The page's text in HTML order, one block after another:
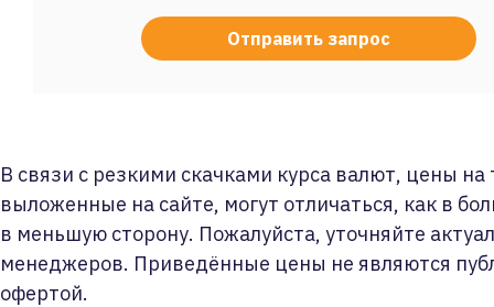
В связи с резкими скачками курса валют, цены на
выложенные на сайте, могут отличаться, как в
в меньшую сторону. Пожалуйста, уточняйте
менеджеров. Приведённые цены не являются
офертой.